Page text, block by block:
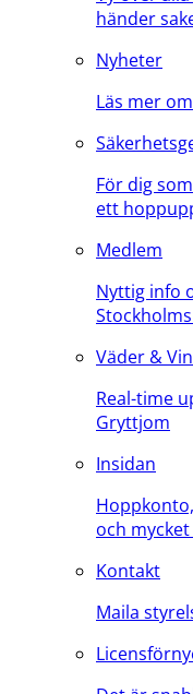
händer
Nyheter
Läs mer
För dig
ett
Medlem
Nyttig info
Väder &
Real-time
Gryttjom
Insidan
och
Kontakt
Maila